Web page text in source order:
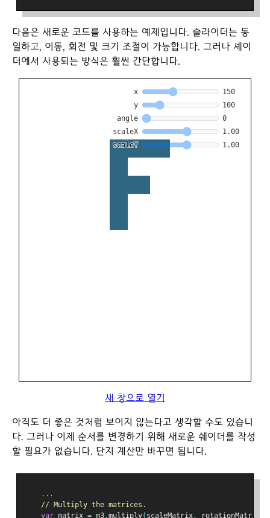
다음은 새로운 코드를 사용하는 예제입니다. 슬라이더는 동
일하고, 이동, 회전 및 크기 조절이 가능합니다. 그러나 셰이
더에서 사용되는 방식은 훨씬 간단합니다.
새 창으로 열기
아직도 더 좋은 것처럼 보이지 않는다고 생각할 수도 있습니
다. 그러나 이제 순서를 변경하기 위해 새로운 쉐이더를 작성
할 필요가 없습니다. 단지 계산만 바꾸면 됩니다.
...
// Multiply the matrices.
var matrix = m3.multiply( scaleMatrix, rotationMatrix